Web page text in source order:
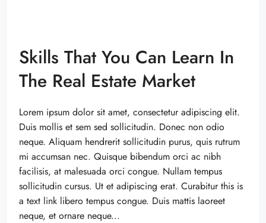
Skills That You Can Learn In
The Real Estate Market
Lorem ipsum dolor sit amet, consectetur adipiscing elit.
Duis mollis et sem sed sollicitudin. Donec non odio
neque. Aliquam hendrerit sollicitudin purus, quis rutrum
mi accumsan nec. Quisque bibendum orci ac nibh
facilisis, at malesuada orci congue. Nullam tempus
sollicitudin cursus. Ut et adipiscing erat. Curabitur this is
a text link libero tempus congue. Duis mattis laoreet
neque, et ornare neque...